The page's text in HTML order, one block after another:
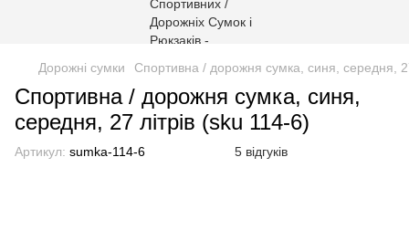
Дорожні сумки Спортивна / дорожня сумка, синя, середня,
Спортивна / дорожня сумка, синя,
середня, 27 літрів (sku 114-6)
Артикул: sumka-114-6 5 відгуків